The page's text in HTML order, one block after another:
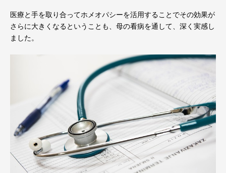
医療と手を取り合ってホメオパシーを活用することでその効果が
さらに大きくなるということも、母の看病を通して、深く実感し
ました。